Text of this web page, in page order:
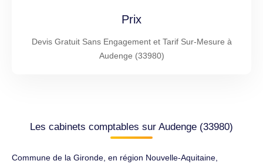
Prix
Devis Gratuit Sans Engagement et Tarif Sur-Mesure à
Audenge (33980)
Les cabinets comptables sur Audenge (33980)
Commune de la Gironde, en région Nouvelle-Aquitaine,